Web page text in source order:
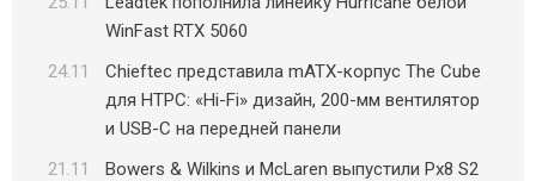
WinFast RTX 5060
24.11
Chieftec представила mATX-корпус The Cube
для HTPC: «Hi-Fi» дизайн, 200-мм вентилятор
и USB-C на передней панели
21.11
Bowers & Wilkins и McLaren выпустили Px8 S2